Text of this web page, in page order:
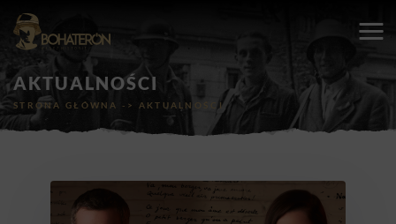
AKTUALNOŚCI
STRONA GŁÓWNA -> AKTUALNOŚCI